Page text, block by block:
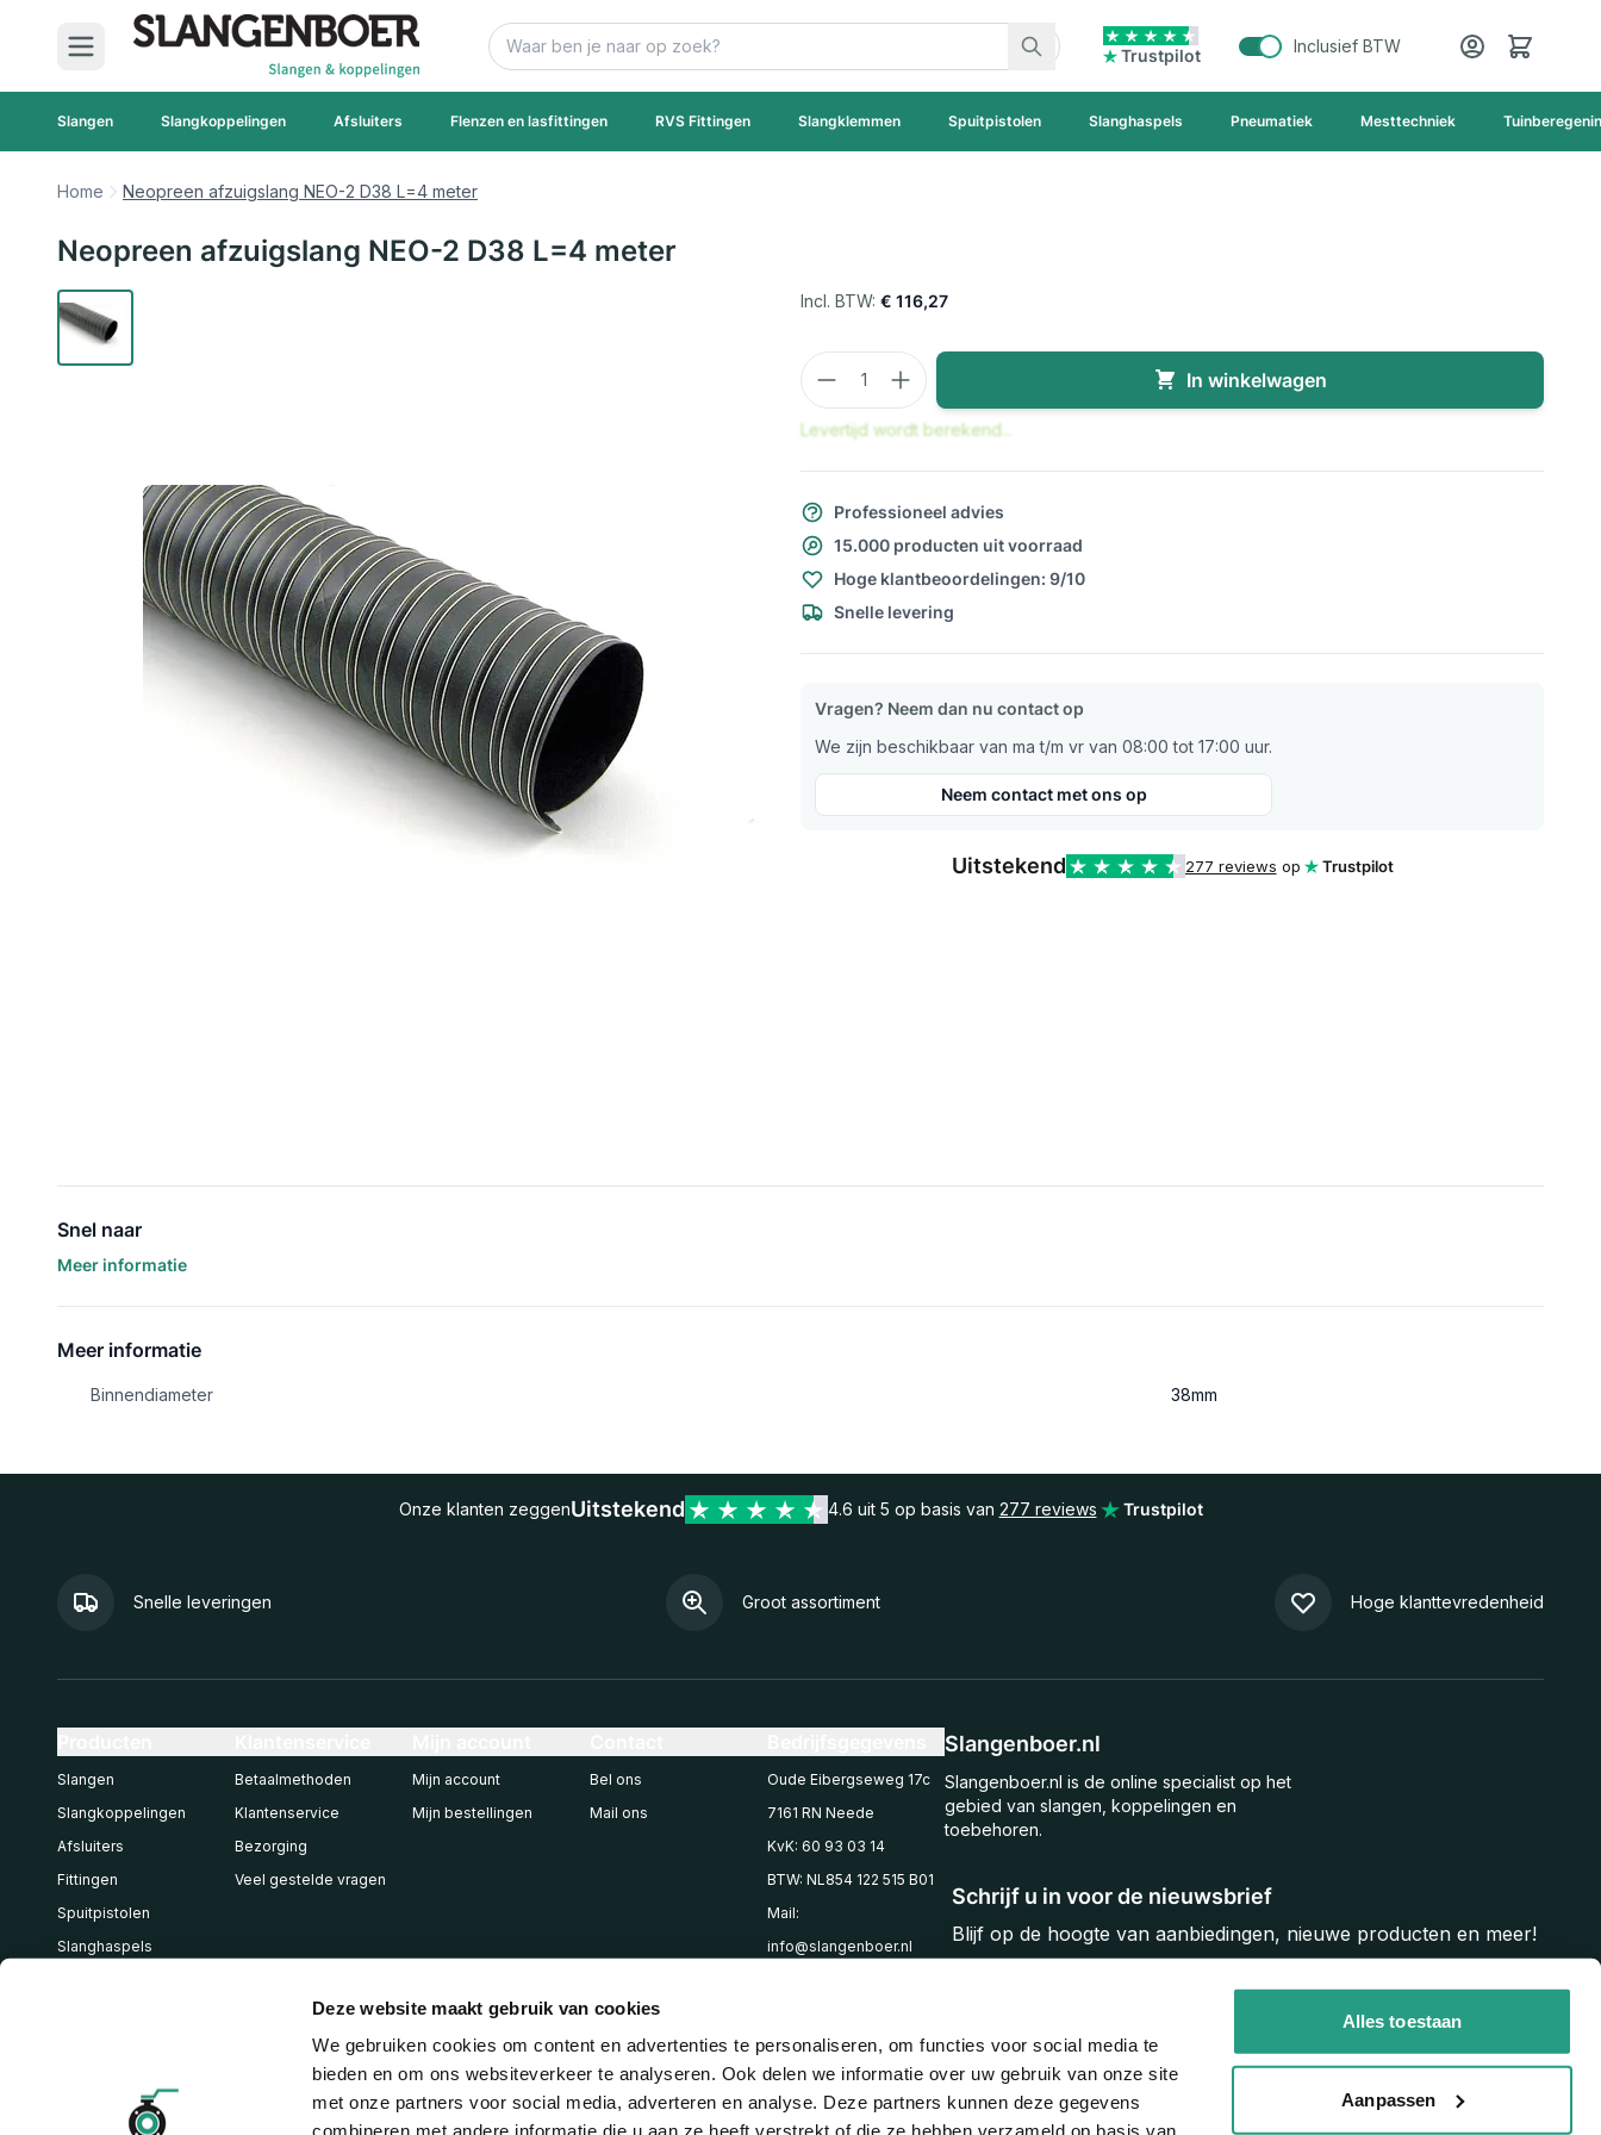
Deze website maakt gebruik van cookies
We gebruiken cookies om content en advertenties te personaliseren, om functies voor social media te
bieden en om ons websiteverkeer te analyseren. Ook delen we informatie over uw gebruik van onze site
met onze partners voor social media, adverteren en analyse. Deze partners kunnen deze gegevens
combineren met andere informatie die u aan ze heeft verstrekt of die ze hebben verzameld op basis van
Alles toestaan
Aanpassen
Ga naar de inhoud
Zoek
Trustpilot
Inclusief BTW Cart
Slangen Slangkoppelingen Afsluiters Flenzen en lasfittingen RVS Fittingen Slangklemmen Spuitpistolen Slanghaspels Pneumatiek Mesttechniek
Home Neopreen afzuigslang NEO-2 D38 L=4 meter
Neopreen afzuigslang NEO-2 D38 L=4 meter
€ 116,27
Aantal
In winkelwagen
Levertijd wordt berekend...
Professioneel advies
15.000 producten uit voorraad
Hoge klantbeoordelingen: 9/10
Snelle levering
Vragen? Neem dan nu contact op
We zijn beschikbaar van ma t/m vr van 08:00 tot 17:00 uur.
Neem contact met ons op
Uitstekend 277 reviews op Trustpilot
Snel naar
Meer informatie
Meer informatie
Binnendiameter 38mm
Onze klanten zeggenUitstekend 4.6 uit 5 op basis van 277 reviews Trustpilot
Snelle leveringen Groot assortiment Hoge klanttevredenheid
Schrijf u in voor de nieuwsbrief
Blijf op de hoogte van aanbiedingen, nieuwe producten en meer!
Slangenboer.nl
Slangenboer.nl is de online specialist op het
gebied van slangen, koppelingen en
toebehoren.
Slangen
Slangkoppelingen
Afsluiters
Fittingen
Spuitpistolen
Slanghaspels
Betaalmethoden
Klantenservice
Bezorging
Veel gestelde vragen
Mijn account
Mijn bestellingen
Bel ons
Mail ons
Oude Eibergseweg 17c
7161 RN Neede
KvK: 60 93 03 14
BTW: NL854 122 515 B01
Mail:
info@slangenboer.nl